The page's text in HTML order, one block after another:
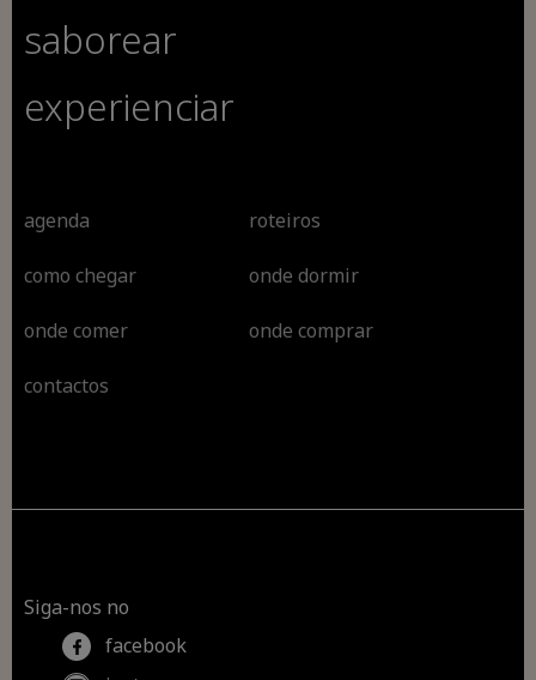
saborear
experienciar
agenda roteiros
como chegar onde dormir
onde comer onde comprar
contactos
Siga-nos no
facebook